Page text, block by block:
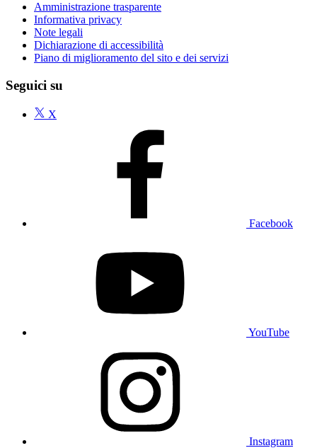
Amministrazione trasparente
Informativa privacy
Note legali
Dichiarazione di accessibilità
Piano di miglioramento del sito e dei servizi
Seguici su
X
Facebook
YouTube
Instagram